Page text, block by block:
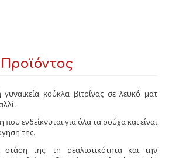
γυναικεία κούκλα βιτρίνας σε λευκό ματ
ενδείκνυται για όλα τα ρούχα και είναι
της.
στάση της, τη ρεαλιστικότητα και την